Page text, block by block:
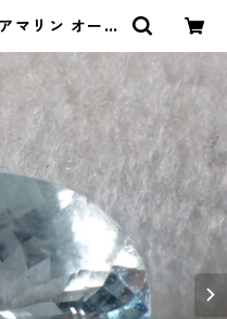
マリン オーバ
| Le miel